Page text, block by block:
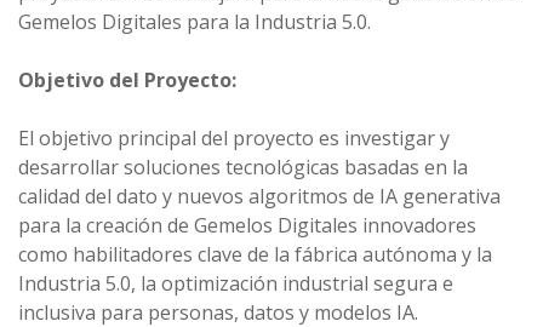
Gemelos Digitales para la Industria 5.0.
Objetivo del Proyecto:
El objetivo principal del proyecto es investigar y
desarrollar soluciones tecnológicas basadas en la
calidad del dato y nuevos algoritmos de IA generativa
para la creación de Gemelos Digitales innovadores
como habilitadores clave de la fábrica autónoma y la
Industria 5.0, la optimización industrial segura e
inclusiva para personas, datos y modelos IA.